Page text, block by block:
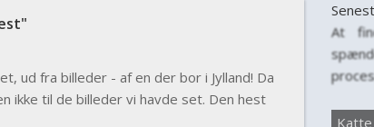
ud fra billeder - af en der bor i Jylland! Da
ikke til de billeder vi havde set. Den hest
At
til